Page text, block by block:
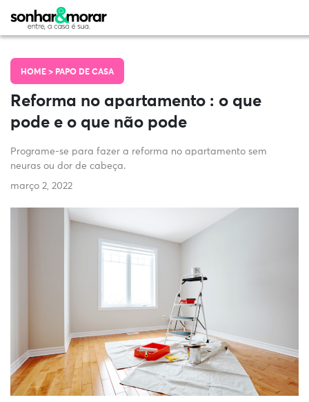
HOME > PAPO DE CASA
Reforma no apartamento : o que
pode e o que não pode
Programe-se para fazer a reforma no apartamento sem
neuras ou dor de cabeça.
março 2, 2022